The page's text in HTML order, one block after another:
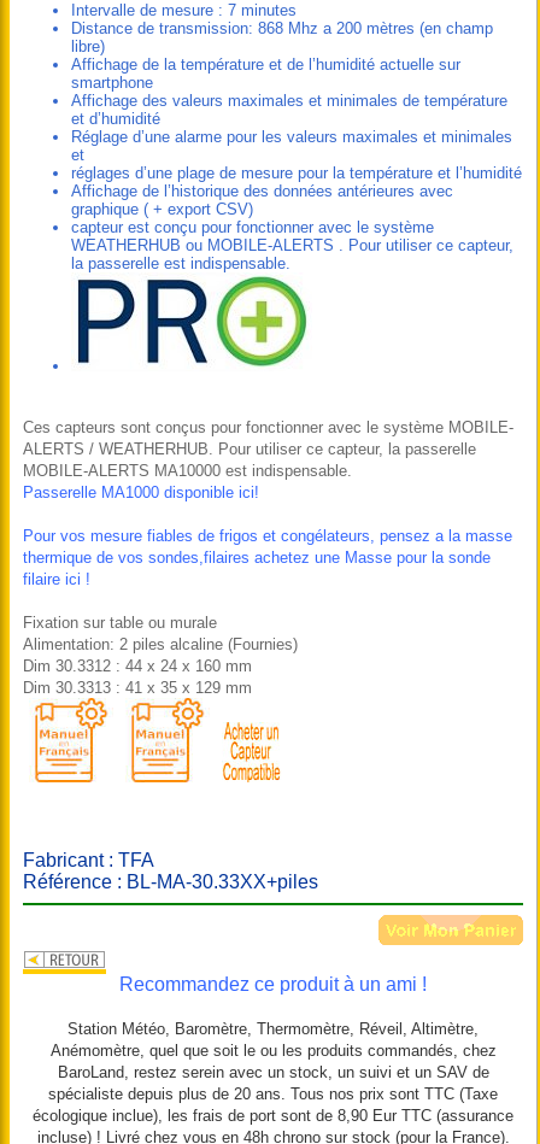
Intervalle de mesure : 7 minutes
Distance de transmission: 868 Mhz a 200 mètres (en champ
libre)
Affichage de la température et de l’humidité actuelle sur
smartphone
Affichage des valeurs maximales et minimales de température
et d’humidité
Réglage d’une alarme pour les valeurs maximales et minimales
et
réglages d’une plage de mesure pour la température et l’humidité
Affichage de l’historique des données antérieures avec
graphique ( + export CSV)
capteur est conçu pour fonctionner avec le système
WEATHERHUB ou MOBILE-ALERTS . Pour utiliser ce capteur,
la passerelle est indispensable.
Ces capteurs sont conçus pour fonctionner avec le système MOBILE-
ALERTS / WEATHERHUB. Pour utiliser ce capteur, la passerelle
MOBILE-ALERTS MA10000 est indispensable.
Passerelle MA1000 disponible ici!
Pour vos mesure fiables de frigos et congélateurs, pensez a la masse
thermique de vos sondes,filaires achetez une Masse pour la sonde
filaire ici !
Fixation sur table ou murale
Alimentation: 2 piles alcaline (Fournies)
Dim 30.3312 : 44 x 24 x 160 mm
Dim 30.3313 : 41 x 35 x 129 mm
Fabricant : TFA
Référence : BL-MA-30.33XX+piles
Recommandez ce produit à un ami !
Station Météo, Baromètre, Thermomètre, Réveil, Altimètre,
Anémomètre, quel que soit le ou les produits commandés, chez
BaroLand, restez serein avec un stock, un suivi et un SAV de
spécialiste depuis plus de 20 ans. Tous nos prix sont TTC (Taxe
écologique inclue), les frais de port sont de 8,90 Eur TTC (assurance
incluse) ! Livré chez vous en 48h chrono sur stock (pour la France).